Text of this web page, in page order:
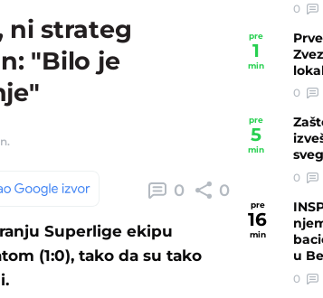
ni strateg
"Bilo je
0 0
Superlige ekipu
(1:0), tako da su tako
0
pre
1
min
0
pre
5
min
0
pre
16
min
u
0